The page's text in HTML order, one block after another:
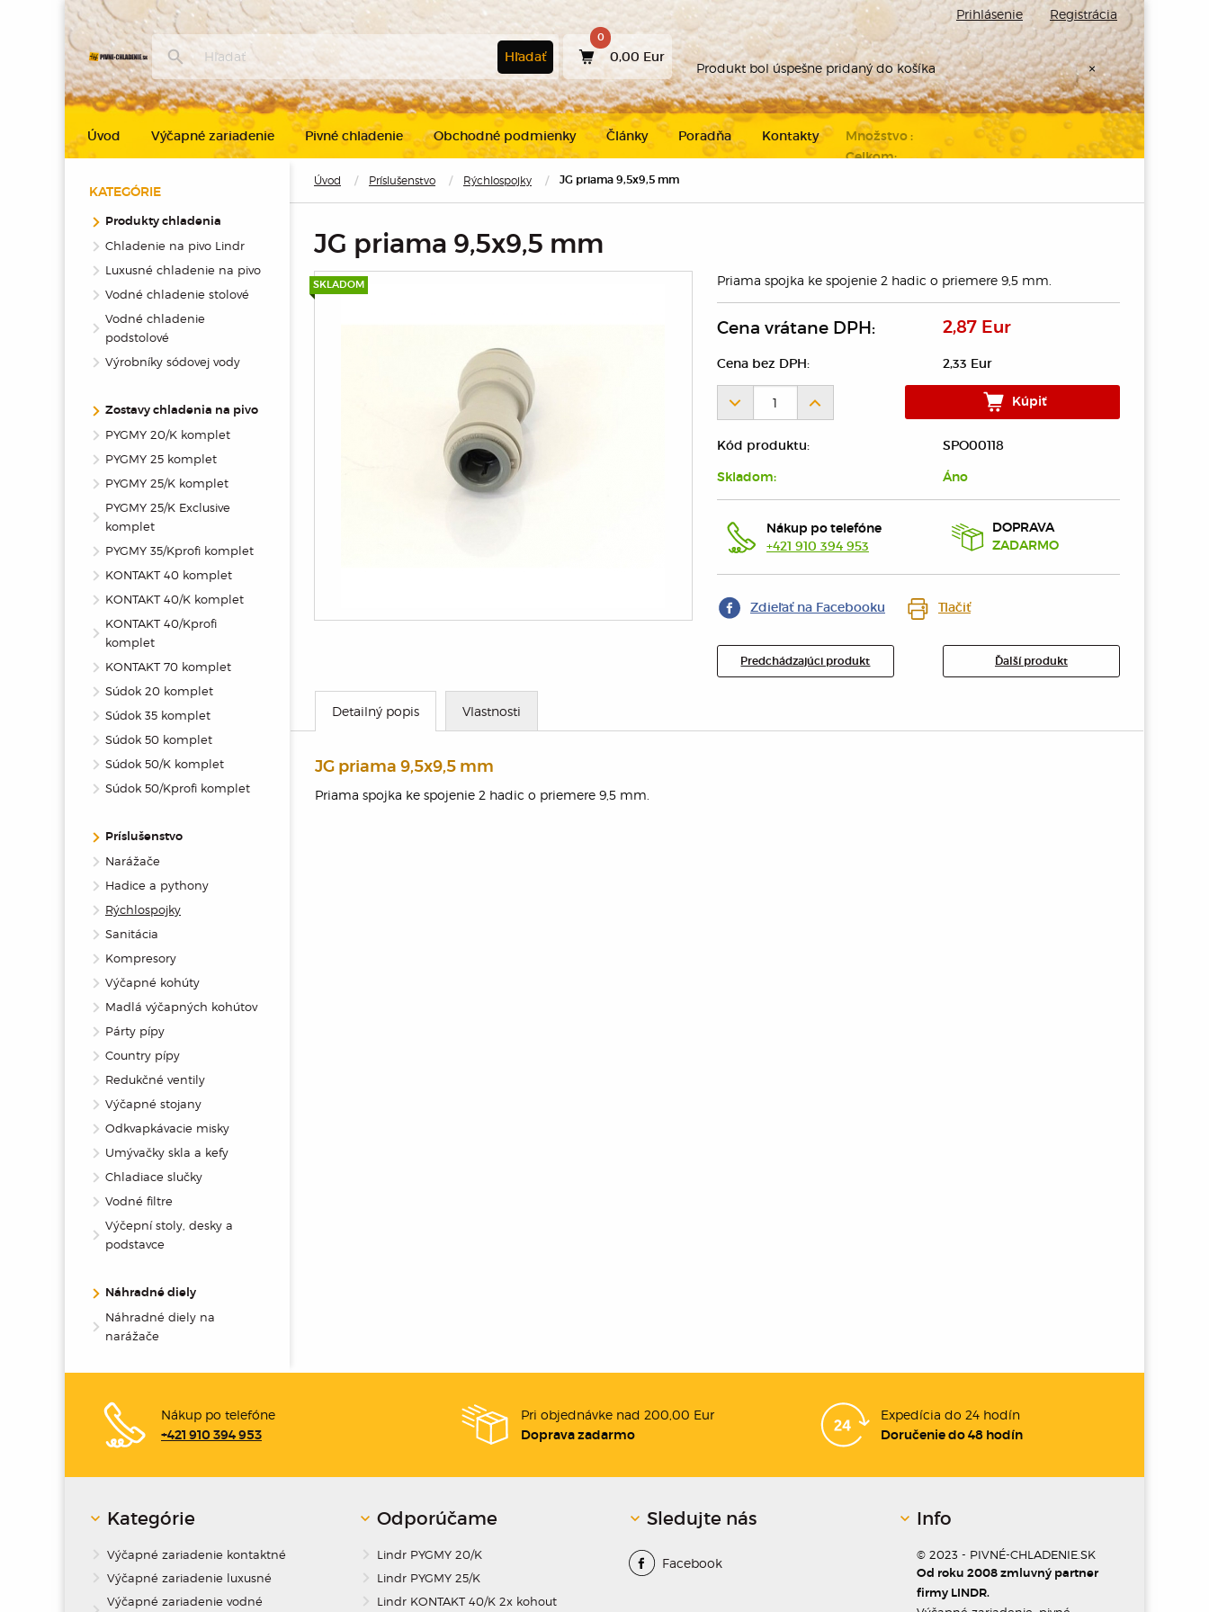
Hľadať
Prihlásenie Registrácia
0
0,00 Eur
Produkt bol úspešne pridaný do košíka ×
Množstvo :
Celkom:
Úvod Príslušenstvo Rýchlospojky JG priama 9,5x9,5 mm
JG priama 9,5x9,5 mm
SKLADOM Priama spojka ke spojenie 2 hadic o priemere 9,5 mm.
Cena vrátane DPH: 2,87 Eur
Cena bez DPH: 2,33 Eur
Kúpiť
Kód produktu: SPO00118
Skladom: Áno
Nákup po telefóne
+421 910 394 953
DOPRAVA
ZADARMO
Zdieľať na Facebooku Tlačiť
Predchádzajúci produkt Ďalší produkt
Detailný popis Vlastnosti
JG priama 9,5x9,5 mm
Priama spojka ke spojenie 2 hadic o priemere 9,5 mm.
KATEGÓRIE
Produkty chladenia
Chladenie na pivo Lindr
Luxusné chladenie na pivo
Vodné chladenie stolové
Vodné chladenie
podstolové
Výrobníky sódovej vody
Zostavy chladenia na pivo
PYGMY 20/K komplet
PYGMY 25 komplet
PYGMY 25/K komplet
PYGMY 25/K Exclusive
komplet
PYGMY 35/Kprofi komplet
KONTAKT 40 komplet
KONTAKT 40/K komplet
KONTAKT 40/Kprofi
komplet
KONTAKT 70 komplet
Súdok 20 komplet
Súdok 35 komplet
Súdok 50 komplet
Súdok 50/K komplet
Súdok 50/Kprofi komplet
Príslušenstvo
Narážače
Hadice a pythony
Rýchlospojky
Sanitácia
Kompresory
Výčapné kohúty
Madlá výčapných kohútov
Párty pípy
Country pípy
Redukčné ventily
Výčapné stojany
Odkvapkávacie misky
Umývačky skla a kefy
Chladiace slučky
Vodné filtre
Výčepní stoly, desky a
podstavce
Náhradné diely
Náhradné diely na
narážače
Úvod Výčapné zariadenie Pivné chladenie Obchodné podmienky Články Poradňa Kontakty
Nákup po telefóne
+421 910 394 953
Pri objednávke nad 200,00 Eur
Doprava zadarmo
Expedícia do 24 hodín
Doručenie do 48 hodín
Kategórie
Výčapné zariadenie kontaktné
Výčapné zariadenie luxusné
Výčapné zariadenie vodné
Odporúčame
Lindr PYGMY 20/K
Lindr PYGMY 25/K
Lindr KONTAKT 40/K 2x kohout
Sledujte nás
Facebook
Info
© 2023 - PIVNÉ-CHLADENIE.SK
Od roku 2008 zmluvný partner
firmy LINDR.